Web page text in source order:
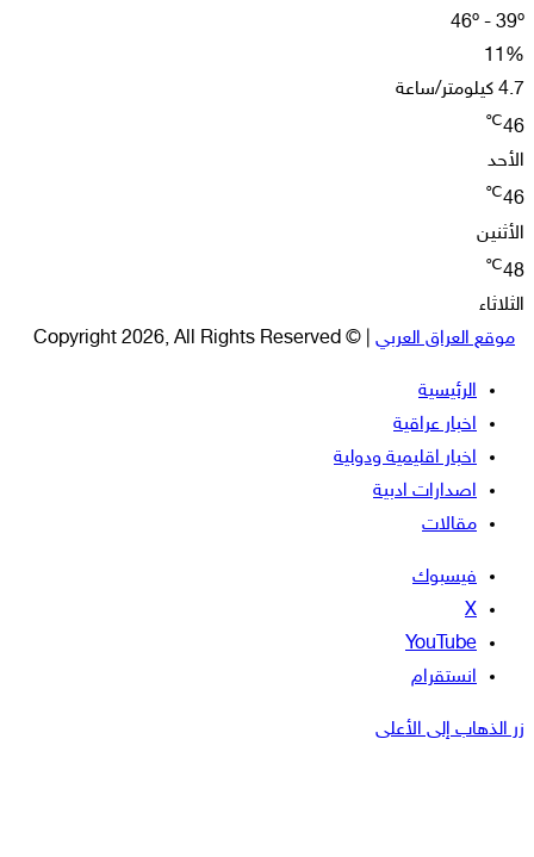
46º - 39º
11%
4.7 كيلومتر/ساعة
46
℃
الأحد
46
℃
الأثنين
48
℃
الثلاثاء
موقع العراق العربي | © Copyright 2026, All Rights Reserved
الرئيسية
اخبار عراقية
اخبار اقليمية ودولية
اصدارات ادبية
مقالات
فيسبوك
‫X
‫YouTube
انستقرام
زر الذهاب إلى الأعلى